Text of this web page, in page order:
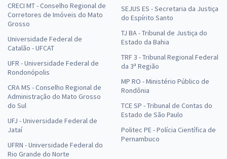
CRECI MT - Conselho Regional de
Corretores de Imóveis do Mato
Grosso
Universidade Federal de
Catalão - UFCAT
UFR - Universidade Federal de
Rondonópolis
CRA MS - Conselho Regional de
Administração do Mato Grosso
do Sul
UFJ - Universidade Federal de
Jataí
UFRN - Universidade Federal do
Rio Grande do Norte
SEJUS ES - Secretaria da Justiça
do Espírito Santo
TJ BA - Tribunal de Justiça do
Estado da Bahia
TRF 3 - Tribunal Regional Federal
da 3ª Região
MP RO - Ministério Público de
Rondônia
TCE SP - Tribunal de Contas do
Estado de São Paulo
Politec PE - Polícia Científica de
Pernambuco